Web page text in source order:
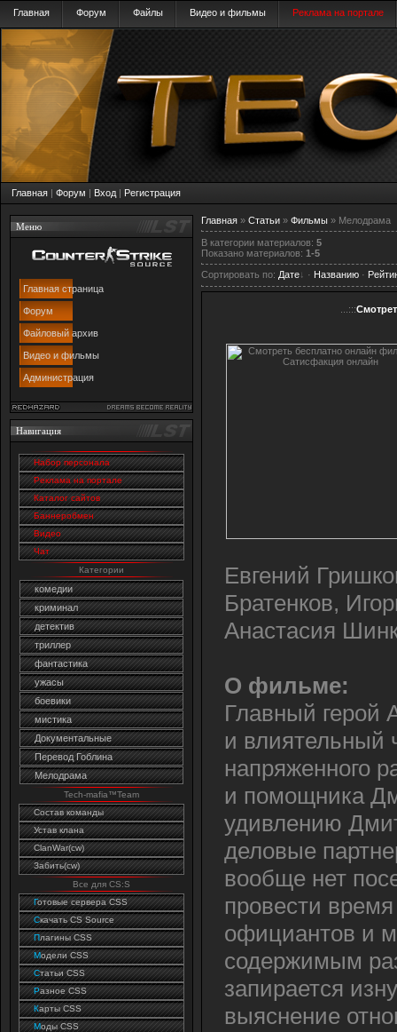
Главная Форум Файлы Видео и фильмы Реклама на портале
Главная | Форум | Вход | Регистрация
Меню
Главная страница
Форум
Файловый архив
Видео и фильмы
Администрация
Навигация
Набор персонала
Реклама на портале
Каталог сайтов
Баннеробмен
Видео
Чат
Категории
комедии
криминал
детектив
триллер
фантастика
ужасы
боевики
мистика
Документальные
Перевод Гоблина
Мелодрама
Tech-mafia™Team
Состав команды
Устав клана
ClanWar(cw)
Забить(cw)
Все для CS:S
Готовые сервера CSS
Cкачать CS Source
Плагины CSS
Модели CSS
Статьи CSS
Разное CSS
Карты CSS
Моды CSS
Главная » Статьи » Фильмы » Мелодрама
В категории материалов: 5
Показано материалов: 1-5
Сортировать по: Дате · Названию ·
...:::
Евгений
Братенков,
Анастасия
О фильме:
Главный герой
и влиятельный
напряженного
и помощника
удивлению
деловые
вообще нет
провести
официантов и
содержимым
запирается
выяснение